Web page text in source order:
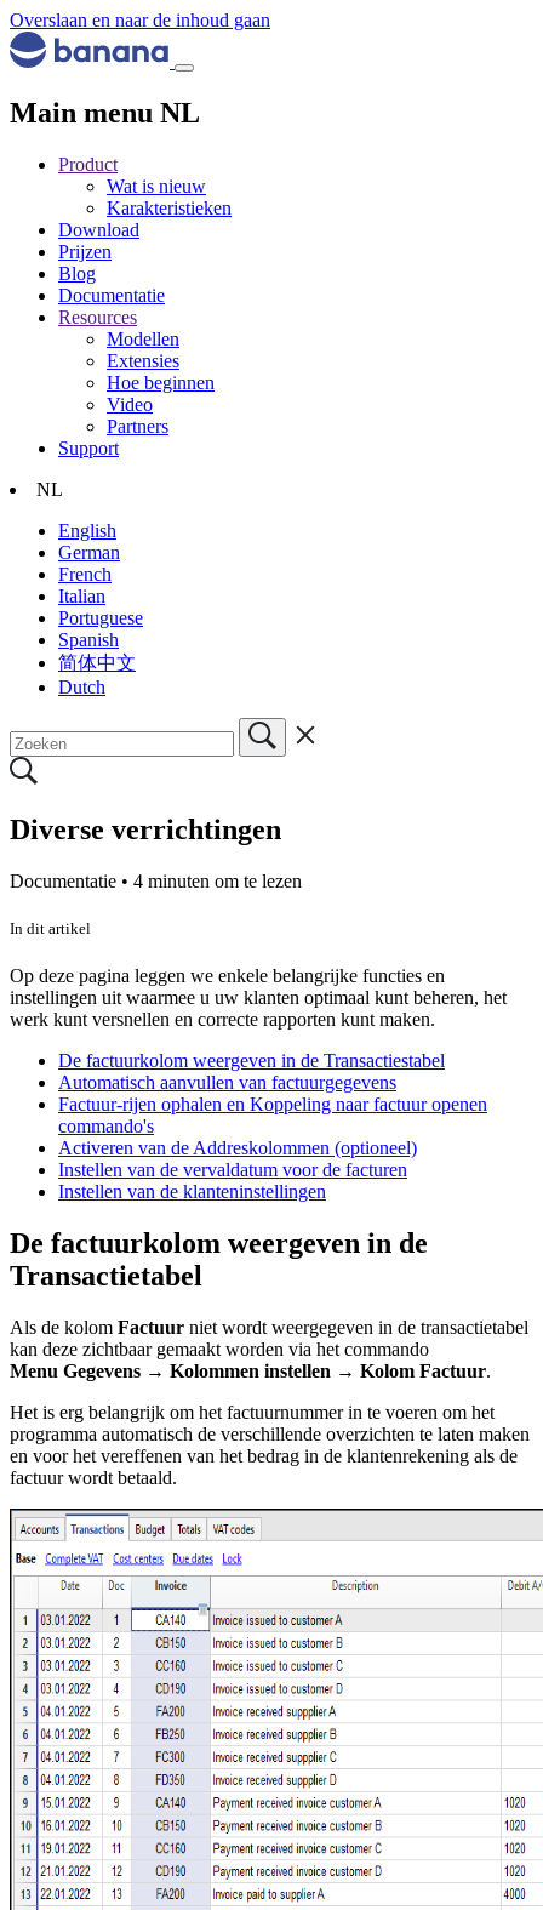
Overslaan en naar de inhoud gaan
Main menu NL
Product
Wat is nieuw
Karakteristieken
Download
Prijzen
Blog
Documentatie
Resources
Modellen
Extensies
Hoe beginnen
Video
Partners
Support
NL
English
German
French
Italian
Portuguese
Spanish
简体中文
Dutch
Diverse verrichtingen
Documentatie • 4 minuten om te lezen
In dit artikel
Op deze pagina leggen we enkele belangrijke functies en
instellingen uit waarmee u uw klanten optimaal kunt beheren, het
werk kunt versnellen en correcte rapporten kunt maken.
De factuurkolom weergeven in de Transactiestabel
Automatisch aanvullen van factuurgegevens
Factuur-rijen ophalen en Koppeling naar factuur openen
commando's
Activeren van de Addreskolommen (optioneel)
Instellen van de vervaldatum voor de facturen
Instellen van de klanteninstellingen
De factuurkolom weergeven in de
Transactietabel
Als de kolom Factuur niet wordt weergegeven in de transactietabel
kan deze zichtbaar gemaakt worden via het commando
Menu Gegevens → Kolommen instellen → Kolom Factuur.
Het is erg belangrijk om het factuurnummer in te voeren om het
programma automatisch de verschillende overzichten te laten maken
en voor het vereffenen van het bedrag in de klantenrekening als de
factuur wordt betaald.